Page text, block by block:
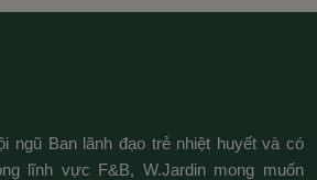
ngũ Ban lãnh đạo trẻ nhiệt huyết và có
lĩnh vực F&B, W.Jardin mong muốn